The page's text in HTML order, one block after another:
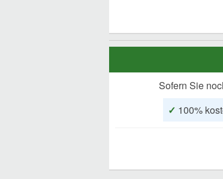
Sofern Sie
✓ 100%